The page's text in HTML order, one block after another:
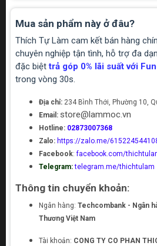
Mua sản phẩm này ở đâu?
Thích Tự Làm cam kết bán hàng
chuyên nghiệp tận tình, hỗ trợ đa
đặc biệttrả góp 0% lãi suất với
trong vòng 30s.
Địa chỉ: 234 Bình Thới, Phường 10,
Email: store@lammoc.vn
Hotline: 02873007368
Zalo: https://zalo.me/
Facebook:facebook.com/
Telegram: telegram.me/thichtulam
Thông tin chuyển khoản:
Ngân hàng: Techcombank - Ngân
Thương Việt Nam
Tài khoản: CONG TY CO PHAN